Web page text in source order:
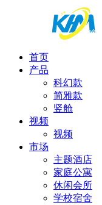
首页
产品
科幻款
简雅款
竖舱
视频
视频
市场
主题酒店
家庭公寓
休闲会所
学校宿舍